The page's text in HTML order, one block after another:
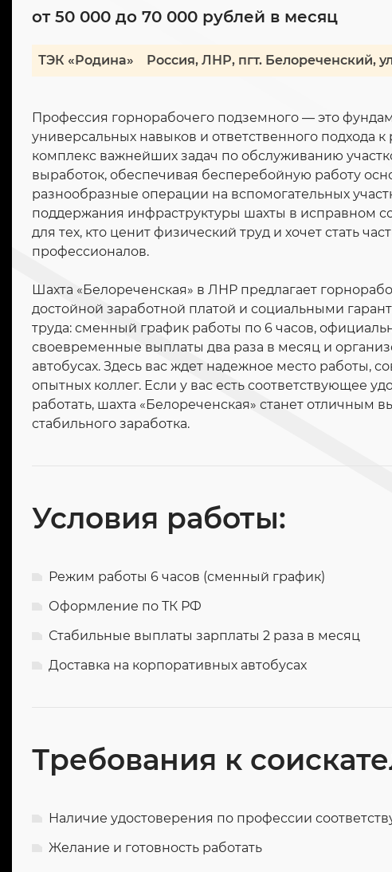
от 50 000 до 70 000 рублей в месяц
ТЭК «Родина» Россия, ЛНР, пгт. Белореченский,
Профессия горнорабочего подземного — это
универсальных навыков и ответственного подхода
комплекс важнейших задач по обслуживанию
выработок, обеспечивая бесперебойную работу
разнообразные операции на вспомогательных
поддержания инфраструктуры шахты в исправном
для тех, кто ценит физический труд и хочет стать
профессионалов.
Шахта «Белореченская» в ЛНР предлагает
достойной заработной платой и социальными
труда: сменный график работы по 6 часов,
своевременные выплаты два раза в месяц и
автобусах. Здесь вас ждет надежное место работы,
опытных коллег. Если у вас есть соответствующее
работать, шахта «Белореченская» станет отличным
стабильного заработка.
Условия работы:
Режим работы 6 часов (сменный график)
Оформление по ТК РФ
Стабильные выплаты зарплаты 2 раза в месяц
Доставка на корпоративных автобусах
Требования к
Наличие удостоверения по профессии
Желание и готовность работать